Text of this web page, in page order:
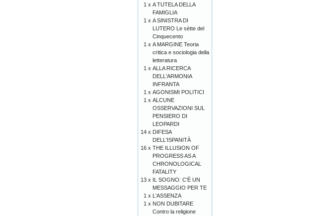
1 x A TUTELA DELLA
FAMIGLIA
1 x A SINISTRA DI
LUTERO Le sètte del
Cinquecento
1 x A MARGINE Teoria
critica e sociologia della
letteratura
1 x ALLA RICERCA
DELL'ARMONIA
INFRANTA
1 x AGONISMI POLITICI
1 x ALCUNE
OSSERVAZIONI SUL
PENSIERO DI
LEOPARDI
14 x DIFESA
DELL'ISPANITÀ
16 x THE ILLUSION OF
PROGRESS AS A
CHRONOLOGICAL
FATALITY
13 x IL SOGNO: C'È UN
MESSAGGIO PER TE
1 x L'ASSENZA
1 x NON DUBITARE
Contro la religione